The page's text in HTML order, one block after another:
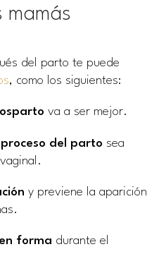
mamás
del parto te puede
, como los siguientes:
va a ser mejor.
proceso del parto sea
y previene la aparición
forma durante el